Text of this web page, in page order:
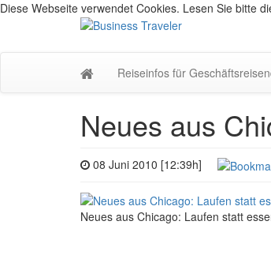
Diese Webseite verwendet Cookies. Lesen Sie bitte
Reiseinfos für
Neues aus
08 Juni 2010 [12:39h]
Neues aus Chicago: Laufen statt